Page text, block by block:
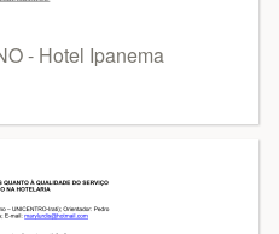
- Hotel Ipanema